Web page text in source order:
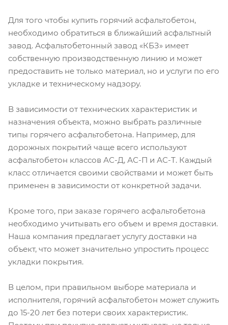
Для того чтобы купить горячий асфальтобетон,
необходимо обратиться в ближайший асфальтный
завод. Асфальтобетонный завод «КБЗ» имеет
собственную производственную линию и может
предоставить не только материал, но и услуги по его
укладке и техническому надзору.
В зависимости от технических характеристик и
назначения объекта, можно выбрать различные
типы горячего асфальтобетона. Например, для
дорожных покрытий чаще всего используют
асфальтобетон классов АС-Д, АС-П и АС-Т. Каждый
класс отличается своими свойствами и может быть
применен в зависимости от конкретной задачи.
Кроме того, при заказе горячего асфальтобетона
необходимо учитывать его объем и время доставки.
Наша компания предлагает услугу доставки на
объект, что может значительно упростить процесс
укладки покрытия.
В целом, при правильном выборе материала и
исполнителя, горячий асфальтобетон может служить
до 15-20 лет без потери своих характеристик.